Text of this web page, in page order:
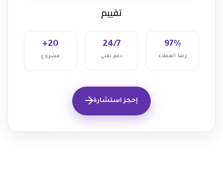
تقييم
97%
رضا العملاء
24/7
دعم تقني
20+
مشروع
إحجز استشارة